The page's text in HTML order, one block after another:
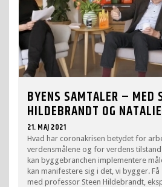
BYENS SAMTALER – MED
HILDEBRANDT OG
21. MAJ 2021
Hvad har coronakrisen betydet for
verdensmålene og for verdens
kan byggebranchen implementere
kan manifestere sig i det, vi bygger.
med professor Steen Hildebrandt,